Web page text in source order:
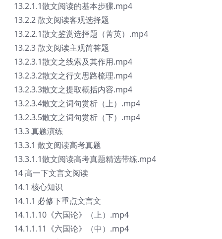
13.2.1.1散文阅读的基本步骤.mp4
13.2.2 散文阅读客观选择题
13.2.2.1散文鉴赏选择题（菁英）.mp4
13.2.3 散文阅读主观简答题
13.2.3.1散文之线索及其作用.mp4
13.2.3.2散文之行文思路梳理.mp4
13.2.3.3散文之提取概括内容.mp4
13.2.3.4散文之词句赏析（上）.mp4
13.2.3.5散文之词句赏析（下）.mp4
13.3 真题演练
13.3.1 散文阅读高考真题
13.3.1.1散文阅读高考真题精选带练.mp4
14 高一下文言文阅读
14.1 核心知识
14.1.1 必修下重点文言文
14.1.1.10《六国论》（上）.mp4
14.1.1.11《六国论》（中）.mp4